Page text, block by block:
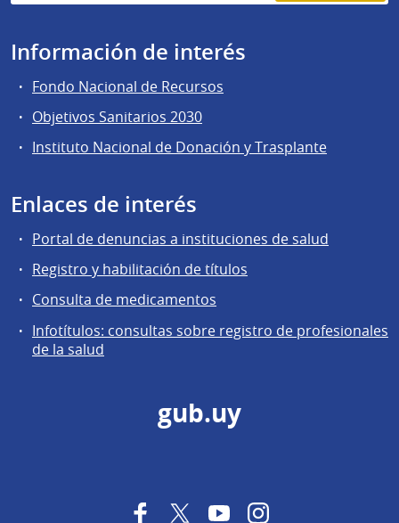
Información de interés
Fondo Nacional de Recursos
Objetivos Sanitarios 2030
Instituto Nacional de Donación y Trasplante
Enlaces de interés
Portal de denuncias a instituciones de salud
Registro y habilitación de títulos
Consulta de medicamentos
Infotítulos: consultas sobre registro de profesionales
de la salud
gub.uy
FacebookTwitterYouTubeInstagram